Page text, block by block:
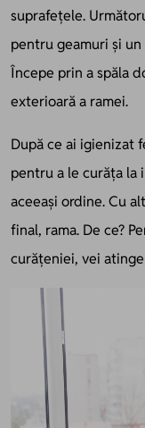
suprafețele.
pentru geamuri și
Începe prin a spăla
exterioară a ramei.
După ce ai igienizat
pentru a le curăța la
aceeași ordine. Cu
final, rama. De ce?
curățeniei, vei